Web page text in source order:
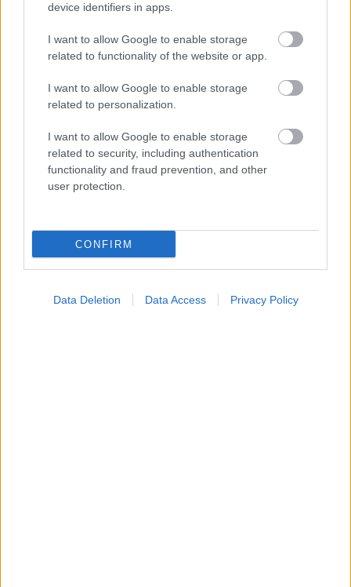
device identifiers in apps.
I want to allow Google to enable storage
related to functionality of the website or app.
I want to allow Google to enable storage
related to personalization.
I want to allow Google to enable storage
related to security, including authentication
functionality and fraud prevention, and other
user protection.
CONFIRM
Data Deletion Data Access Privacy Policy